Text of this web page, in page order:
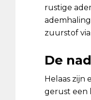
rustige
zuurstof
De
Helaas zijn
gerust een